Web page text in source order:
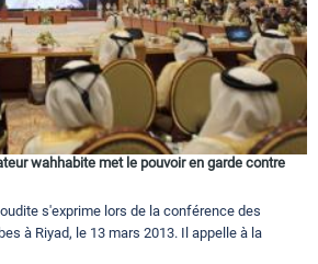
wahhabite met le pouvoir en garde contre
s'exprime lors de la conférence des
à Riyad, le 13 mars 2013. Il appelle à la